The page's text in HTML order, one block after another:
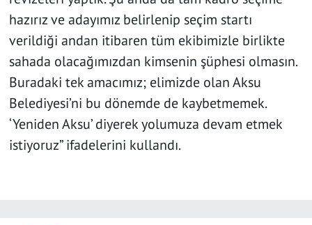
hazırız ve adayımız belirlenip seçim startı
verildiği andan itibaren tüm ekibimizle birlikte
sahada olacağımızdan kimsenin şüphesi olmasın.
Buradaki tek amacımız; elimizde olan Aksu
Belediyesi’ni bu dönemde de kaybetmemek.
‘Yeniden Aksu’ diyerek yolumuza devam etmek
istiyoruz” ifadelerini kullandı.